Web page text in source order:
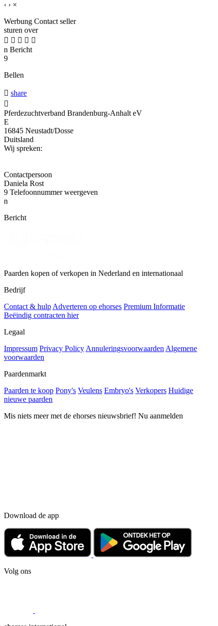
‹ › ×
Werbung Contact seller
sturen over
    
n Bericht
9
Bellen
 share

Pferdezuchtverband Brandenburg-Anhalt eV
E
16845 Neustadt/Dosse
Duitsland
Wij spreken:
Contactpersoon
Daniela Rost
9 Telefoonnummer weergeven
n
Bericht
Paarden kopen of verkopen in Nederland en internationaal
Bedrijf
Contact & hulp Adverteren op ehorses Premium Informatie
Beëindig contracten hier
Legaal
Impressum Privacy Policy Annuleringsvoorwaarden Algemene
voorwaarden
Paardenmarkt
Paarden te koop Pony's Veulens Embryo's Verkopers Huidige
nieuwe paarden
Mis niets meer met de ehorses nieuwsbrief! Nu aanmelden
Download de app
Volg ons